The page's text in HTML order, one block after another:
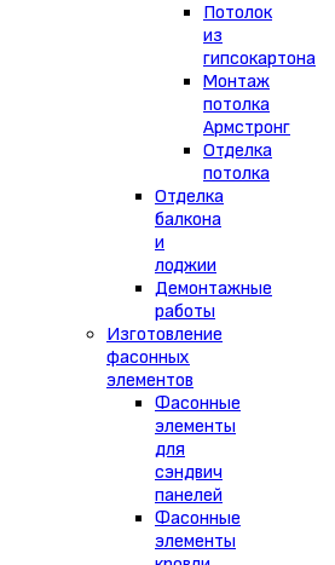
Потолок
из
гипсокартона
Монтаж
потолка
Армстронг
Отделка
потолка
Отделка
балкона
и
лоджии
Демонтажные
работы
Изготовление
фасонных
элементов
Фасонные
элементы
для
сэндвич
панелей
Фасонные
элементы